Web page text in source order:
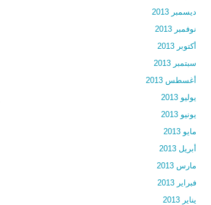
ديسمبر 2013
نوفمبر 2013
أكتوبر 2013
سبتمبر 2013
أغسطس 2013
يوليو 2013
يونيو 2013
مايو 2013
أبريل 2013
مارس 2013
فبراير 2013
يناير 2013